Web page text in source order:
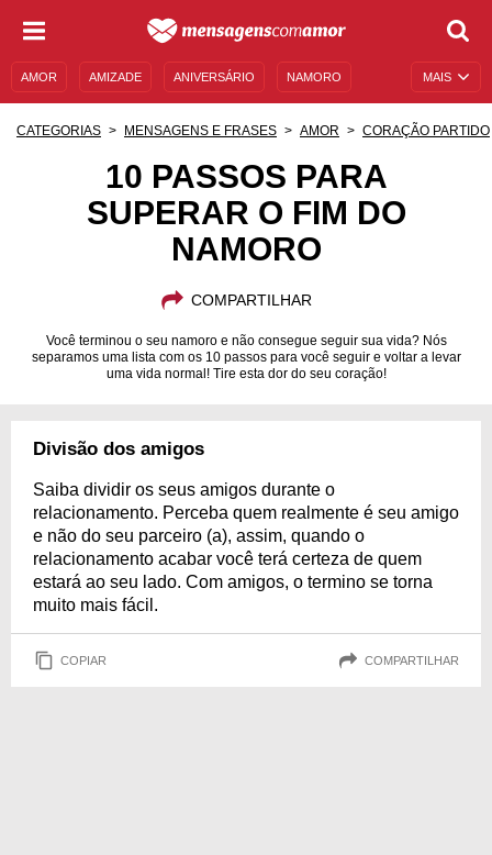
MAIS
AMOR AMIZADE ANIVERSÁRIO NAMORO
MENSAGENS E FRASES MENSAGENS DE ANIVERSÁRIO
FAMOSOS BÍBLIA
CATEGORIAS MENSAGENS E FRASES AMOR CORAÇÃO PARTIDO
10 PASSOS PARA
SUPERAR O FIM DO
NAMORO
COMPARTILHAR
Você terminou o seu namoro e não consegue seguir sua vida? Nós
separamos uma lista com os 10 passos para você seguir e voltar a levar
uma vida normal! Tire esta dor do seu coração!
Divisão dos amigos
Saiba dividir os seus amigos durante o
relacionamento. Perceba quem realmente é seu amigo
e não do seu parceiro (a), assim, quando o
relacionamento acabar você terá certeza de quem
estará ao seu lado. Com amigos, o termino se torna
muito mais fácil.
COPIAR COMPARTILHAR